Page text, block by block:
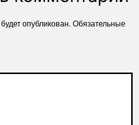
опубликован. Обязательные